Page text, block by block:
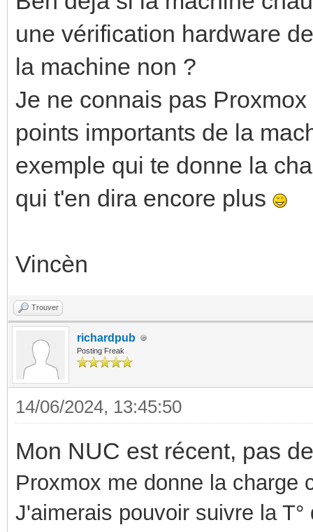
une vérification hardware
la machine non ?
Je ne connais pas
points importants de la
exemple qui te donne la
qui t'en dira encore plus
Vincèn
Trouver
richardpub
Posting Freak
14/06/2024, 13:45:50
Mon NUC est récent, pas
Proxmox me donne la charge
J'aimerais pouvoir suivre la T°